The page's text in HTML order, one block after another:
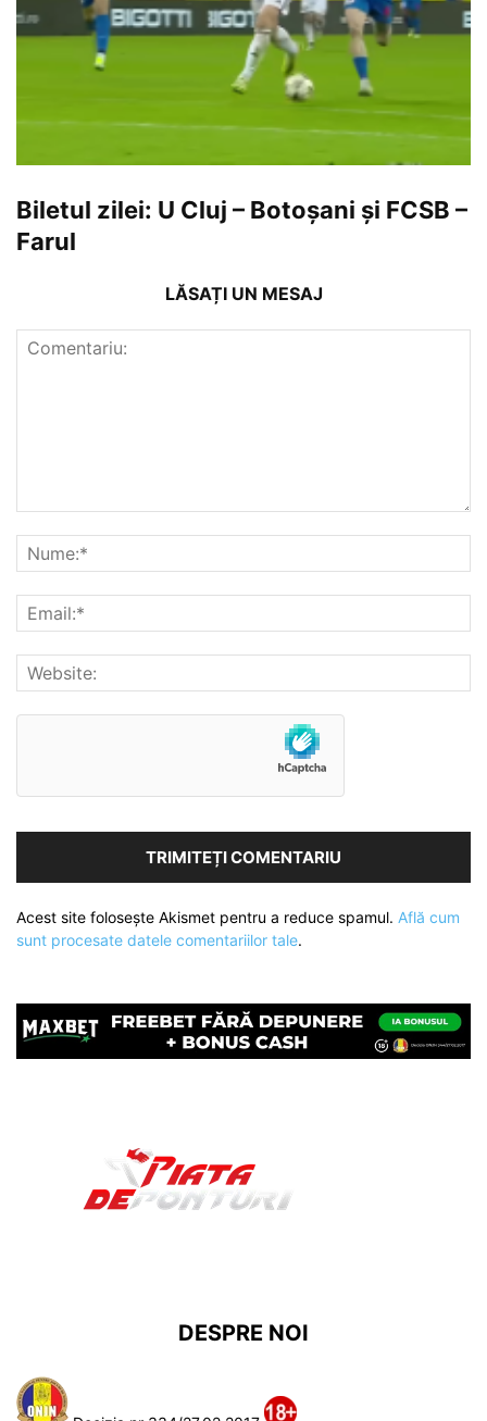
Biletul zilei: U Cluj – Botoșani și FCSB –
Farul
LĂSAȚI UN MESAJ
Acest site folosește Akismet pentru a reduce spamul. Află cum
sunt procesate datele comentariilor tale.
DESPRE NOI